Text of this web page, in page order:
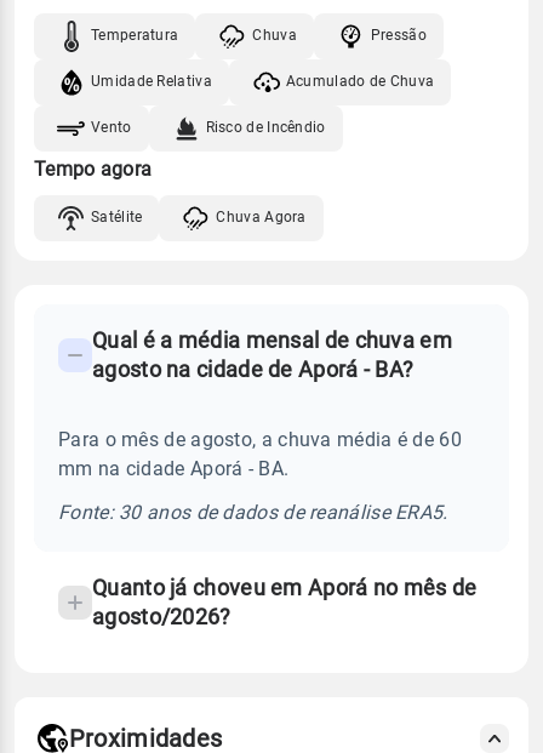
Temperatura Chuva Pressão
Umidade Relativa Acumulado de Chuva
Vento Risco de Incêndio
Tempo agora
Satélite Chuva Agora
Perguntas
sobre
chuva
Qual é a média mensal de chuva em
agosto na cidade de Aporá - BA?
Para o mês de agosto, a chuva média é de 60
mm na cidade Aporá - BA.
Fonte: 30 anos de dados de reanálise ERA5.
Quanto já choveu em Aporá no mês de
agosto/2026?
Proximidades